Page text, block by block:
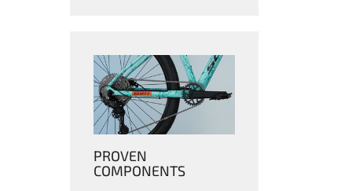
PROVEN
COMPONENTS